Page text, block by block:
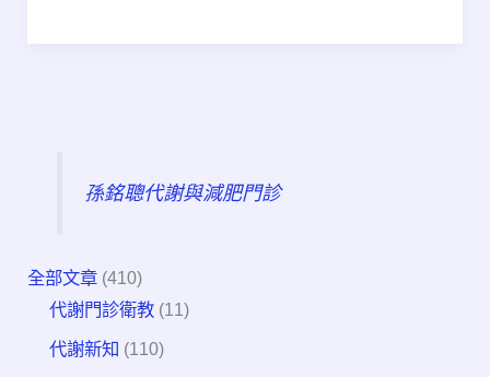
孫銘聰代謝與減肥門診
全部文章 (410)
代謝門診衛教 (11)
代謝新知 (110)